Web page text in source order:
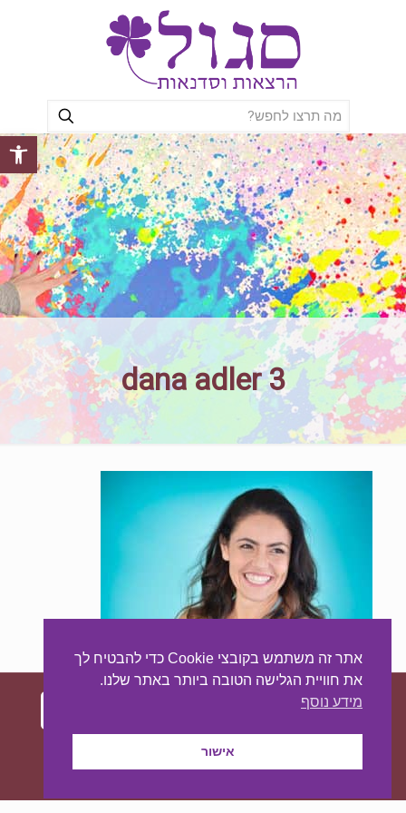
פתח
dana adler 3
עיצוב ובניית האתר:מאסטר סייט - יצירת נוכחות
באינטרנט
אתר זה משתמש בקובצי Cookie כדי להבטיח לך
את חוויית הגלישה הטובה ביותר באתר שלנו.
מידע נוסף
אישור